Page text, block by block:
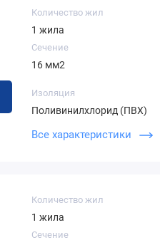
Количество жил
1 жила
Сечение
16 мм2
Изоляция
Поливинилхлорид (ПВХ)
Теоретический вес 1
километра
Все характеристики
Количество жил
1 жила
Сечение